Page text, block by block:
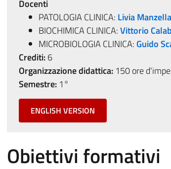
Docenti
PATOLOGIA CLINICA: Livia Manzella
BIOCHIMICA CLINICA:Vittorio
MICROBIOLOGIA CLINICA: Guido
Crediti:6
Organizzazione didattica:150 ore
Semestre:1°
ENGLISH VERSION
Obiettivi formativi